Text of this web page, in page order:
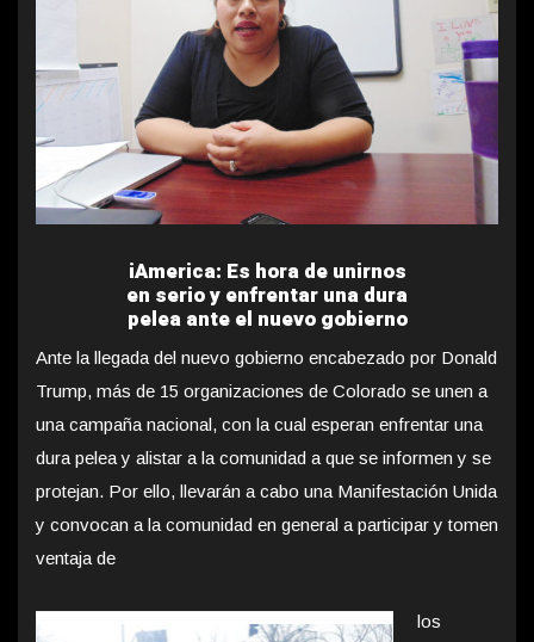
iAmerica: Es hora de unirnos
en serio y enfrentar una dura
pelea ante el nuevo gobierno
Ante la llegada del nuevo gobierno encabezado por Donald
Trump, más de 15 organizaciones de Colorado se unen a
una campaña nacional, con la cual esperan enfrentar una
dura pelea y alistar a la comunidad a que se informen y se
protejan. Por ello, llevarán a cabo una Manifestación Unida
y convocan a la comunidad en general a participar y tomen
ventaja de
los